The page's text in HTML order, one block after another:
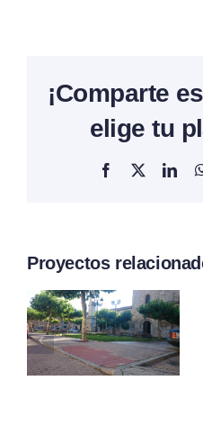
¡Comparte
elige tu
Facebook
X
Proyectos
Plaza de
los